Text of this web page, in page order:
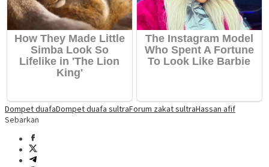
Dompet duafaDompet duafa sultraForum zakat sultraHassan afif
Sebarkan